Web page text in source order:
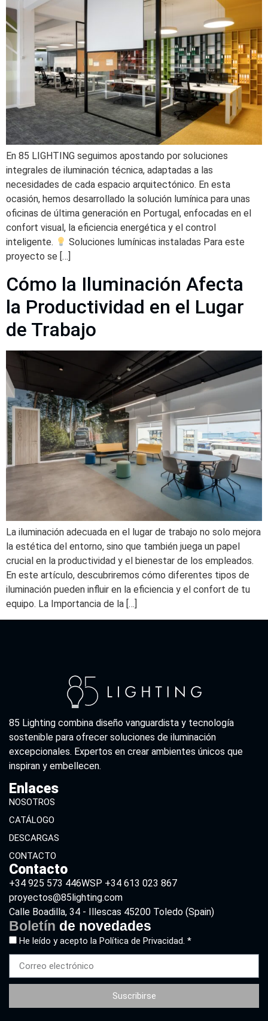
En 85 LIGHTING seguimos apostando por soluciones
integrales de iluminación técnica, adaptadas a las
necesidades de cada espacio arquitectónico. En esta
ocasión, hemos desarrollado la solución lumínica para unas
oficinas de última generación en Portugal, enfocadas en el
confort visual, la eficiencia energética y el control
inteligente.
Soluciones lumínicas instaladas Para este
proyecto se […]
Cómo la Iluminación Afecta
la Productividad en el Lugar
de Trabajo
La iluminación adecuada en el lugar de trabajo no solo mejora
la estética del entorno, sino que también juega un papel
crucial en la productividad y el bienestar de los empleados.
En este artículo, descubriremos cómo diferentes tipos de
iluminación pueden influir en la eficiencia y el confort de tu
equipo. La Importancia de la […]
85 Lighting combina diseño vanguardista y tecnología
sostenible para ofrecer soluciones de iluminación
excepcionales. Expertos en crear ambientes únicos que
inspiran y embellecen.
Enlaces
NOSOTROS
CATÁLOGO
DESCARGAS
CONTACTO
Contacto
+34 925 573 446WSP +34 613 023 867
proyectos@85lighting.com
Calle Boadilla, 34 - Illescas 45200 Toledo (Spain)
Boletín de novedades
He leído y acepto la Política de Privacidad. *
Suscribirse